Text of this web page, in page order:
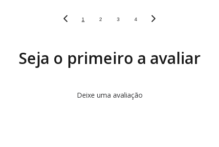
1 2 3 4
Seja o primeiro a avaliar
Deixe uma avaliação